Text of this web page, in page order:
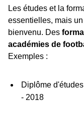
Les études et la
essentielles, mais
bienvenu. Des
académies de
Exemples :
Diplôme
- 2018